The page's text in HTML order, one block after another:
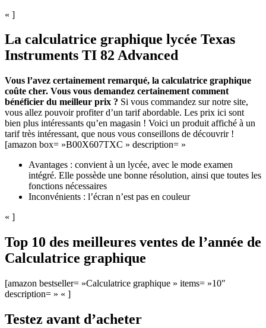
« ]
La calculatrice graphique lycée Texas
Instruments TI 82 Advanced
Vous l’avez certainement remarqué, la calculatrice graphique
coûte cher. Vous vous demandez certainement comment
bénéficier du meilleur prix ? Si vous commandez sur notre site,
vous allez pouvoir profiter d’un tarif abordable. Les prix ici sont
bien plus intéressants qu’en magasin ! Voici un produit affiché à un
tarif très intéressant, que nous vous conseillons de découvrir !
[amazon box= »B00X607TXC » description= »
Avantages : convient à un lycée, avec le mode examen
intégré. Elle possède une bonne résolution, ainsi que toutes les
fonctions nécessaires
Inconvénients : l’écran n’est pas en couleur
« ]
Top 10 des meilleures ventes de l’année de
Calculatrice graphique
[amazon bestseller= »Calculatrice graphique » items= »10″
description= » « ]
Testez avant d’acheter